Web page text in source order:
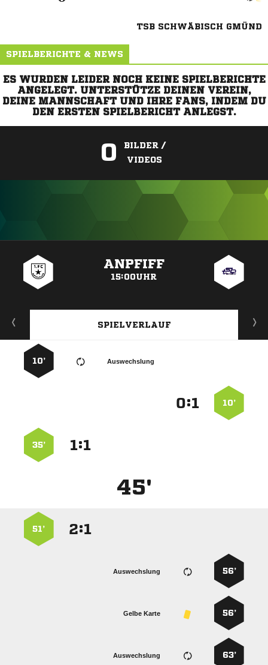
TSB SCHWÄBISCH GMÜND
SPIELBERICHTE & NEWS
ES WURDEN LEIDER NOCH KEINE SPIELBERICHTE
ANGELEGT. UNTERSTÜTZE DEINEN VEREIN,
DEINE MANNSCHAFT UND IHRE FANS, INDEM DU
DEN ERSTEN SPIELBERICHT ANLEGST.
0
BILDER /
VIDEOS
ANPFIFF
15:00UHR
SPIELVERLAUF
Auswechslung
10’
10’
:
:
35’
45'
:
51’
56’
Auswechslung
56’
Gelbe Karte
63’
Auswechslung